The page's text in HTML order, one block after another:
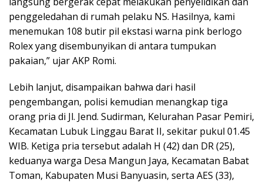
penggeledahan di rumah pelaku NS. Hasilnya, kami
menemukan 108 butir pil ekstasi warna pink berlogo
Rolex yang disembunyikan di antara tumpukan
pakaian,” ujar AKP Romi.
Lebih lanjut, disampaikan bahwa dari hasil
pengembangan, polisi kemudian menangkap tiga
orang pria di Jl. Jend. Sudirman, Kelurahan Pasar Pemiri,
Kecamatan Lubuk Linggau Barat II, sekitar pukul 01.45
WIB. Ketiga pria tersebut adalah H (42) dan DR (25),
keduanya warga Desa Mangun Jaya, Kecamatan Babat
Toman, Kabupaten Musi Banyuasin, serta AES (33),